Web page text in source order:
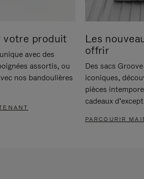
votre produit
avec des
assortis, ou
nos bandoulières
Les
offrir
Des sacs
iconiques,
pièces
cadeaux
PARCOURIR